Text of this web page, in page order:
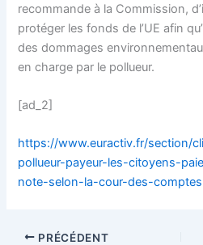
recommande à la Commission,
protéger les fonds de l’UE afin
des dommages
en charge par le pollueur.
[ad_2]
https://www.euractiv.fr/section/
pollueur-payeur-les-citoyens-
note-selon-la-cour-des-
PRÉCÉDENT